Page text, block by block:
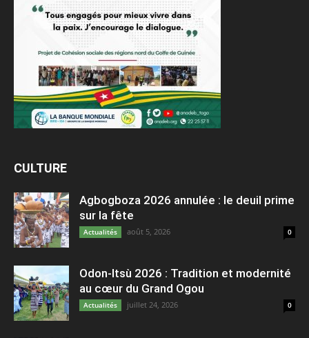
CULTURE
Agbogboza 2026 annulée : le deuil prime
sur la fête
Actualités août 5, 2026 0
Odon-Itsù 2026 : Tradition et modernité
au cœur du Grand Ogou
Actualités juillet 24, 2026 0